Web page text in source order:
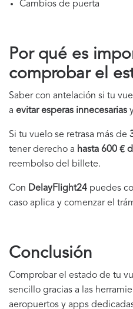
Cambios de puerta
Por qué es
comprobar el
Saber con antelación si tu
a evitar esperas innecesarias
Si tu vuelo se retrasa más de
tener derecho a hasta 600 €
reembolso del billete.
Con DelayFlight24 puedes
caso aplica y comenzar el
Conclusión
Comprobar el estado de tu
sencillo gracias a las
aeropuertos y apps